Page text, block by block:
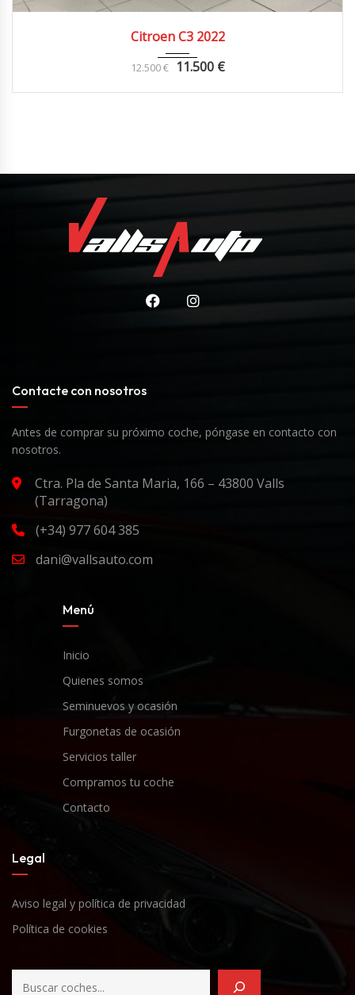
Citroen C3 2022
12.500€ 11.500€
Contacte con nosotros
Antes de comprar su próximo coche, póngase en contacto con
nosotros.
Ctra. Pla de Santa Maria, 166 – 43800 Valls
(Tarragona)
(+34) 977 604 385
dani@vallsauto.com
Menú
Inicio
Quienes somos
Seminuevos y ocasión
Furgonetas de ocasión
Servicios taller
Compramos tu coche
Contacto
Legal
Aviso legal y política de privacidad
Política de cookies